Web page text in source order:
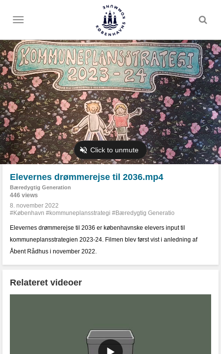
Toggle
Elevernes drømmerejse til 2036.mp4
Bæredygtig Generation
446 views
8. november 2022
#København #kommuneplansstrategi #Bæredygtig Generatio
Elevernes drømmerejse til 2036 er københavnske elevers input til
kommuneplansstrategien 2023-24. Filmen blev først vist i anledning af
Åbent Rådhus i november 2022.
Relateret videoer